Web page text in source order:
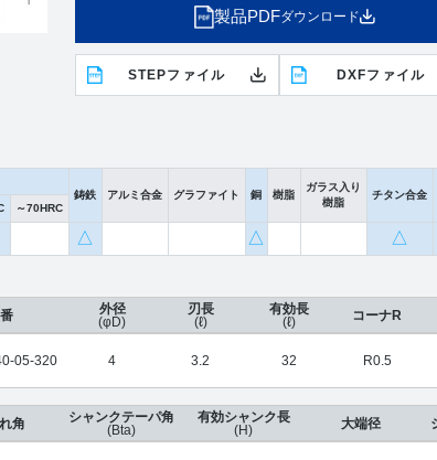
製品PDFダウンロード
STEPファイル DXFファイル
鋳鉄
アルミ合金 グラファイト 銅 樹脂
ガラス入り
樹脂
チタン合金
～70HRC
△ △ △
05-320
外径
(φD)
4
刃長
(ℓ)
3.2
有効長
(ℓ)
32
コーナR
R0.5
角
シャンクテーパ角
(Bta)
有効シャンク長
(H)
大端径